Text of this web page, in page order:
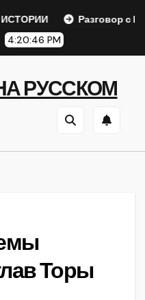
Разговор с Ребе
4:20:46 PM
РУССКОМ
Торы